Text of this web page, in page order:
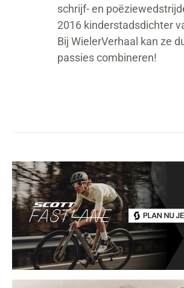
schrijf- en
2016 kinderstadsdichter
Bij WielerVerhaal kan ze
passies combineren!